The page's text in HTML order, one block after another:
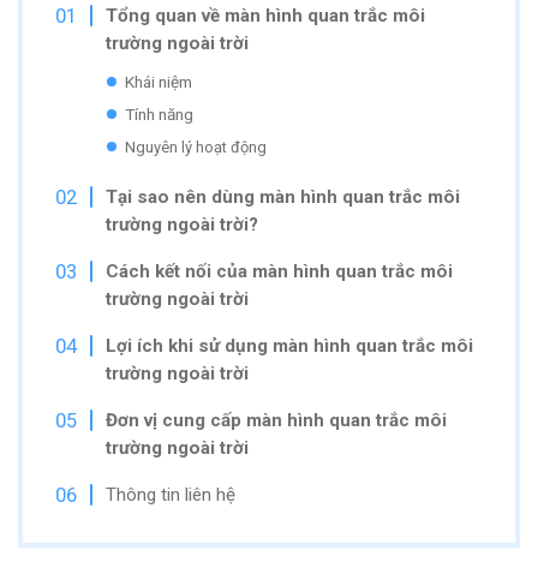
Tổng quan về màn hình quan trắc môi
trường ngoài trời
Khái niệm
Tính năng
Nguyên lý hoạt động
Tại sao nên dùng màn hình quan trắc môi
trường ngoài trời?
Cách kết nối của màn hình quan trắc môi
trường ngoài trời
Lợi ích khi sử dụng màn hình quan trắc môi
trường ngoài trời
Đơn vị cung cấp màn hình quan trắc môi
trường ngoài trời
Thông tin liên hệ